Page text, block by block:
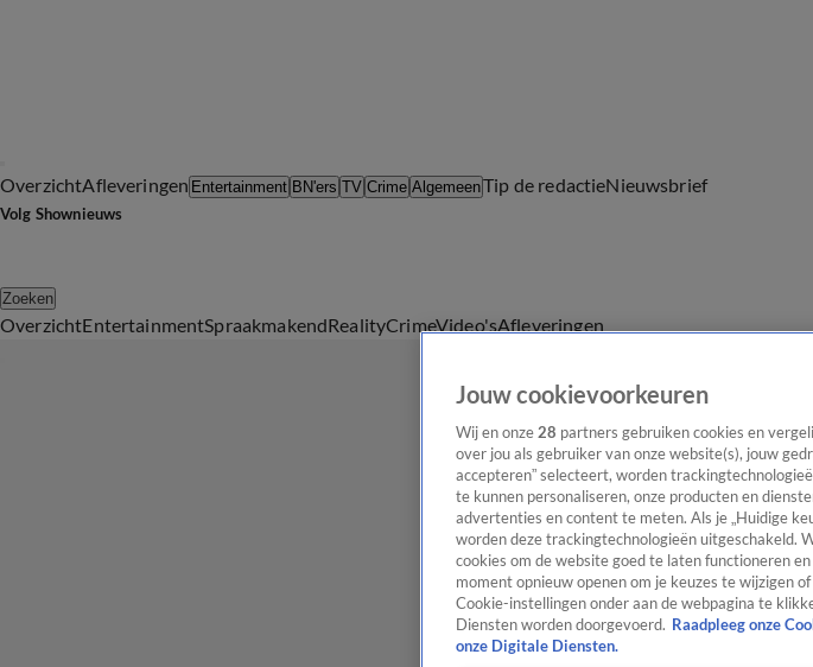
OverzichtAfleveringen Entertainment BN'ers TV Crime AlgemeenTip de redactieNieuwsbrief
Volg Shownieuws
Zoeken
OverzichtEntertainmentSpraakmakendRealityCrimeVideo'sAfleveringen
Jouw cookievoorkeuren
Wij en onze 28 partners gebruiken cookies en
over jou als gebruiker van onze website(s), jouw
accepteren” selecteert, worden
te kunnen personaliseren, onze producten en
advertenties en content te meten. Als je „Huidige
worden deze trackingtechnologieën uitgeschakeld.
cookies om de website goed te laten functioneren
moment opnieuw openen om je keuzes te wijzigen
Cookie-instellingen onder aan de webpagina te
Diensten worden doorgevoerd. Raadpleeg onze
onze Digitale Diensten.